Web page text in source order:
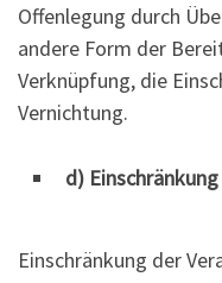
Offenlegung durch
andere Form der
Verknüpfung, die
Vernichtung.
d)
Einschränkung der